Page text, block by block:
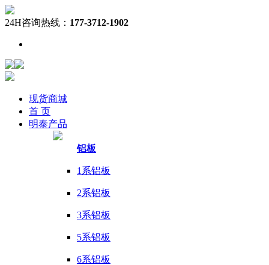
24H咨询热线： 177-3712-1902
现货商城
首 页
明泰产品
铝板
1系铝板
2系铝板
3系铝板
5系铝板
6系铝板